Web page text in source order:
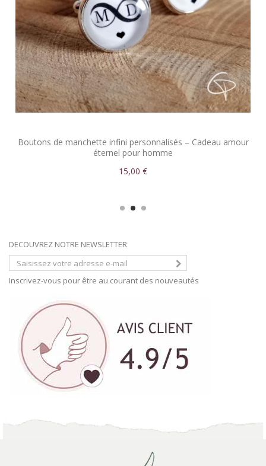
Boutons de manchette infini personnalisés – Cadeau amour
éternel pour homme
15,00 €
DECOUVREZ NOTRE NEWSLETTER
Inscrivez-vous pour être au courant des nouveautés